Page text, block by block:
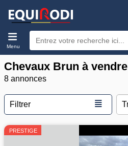
Menu
Chevaux Brun à vendre
8 annonces
Filtrer ≣
PRESTIGE